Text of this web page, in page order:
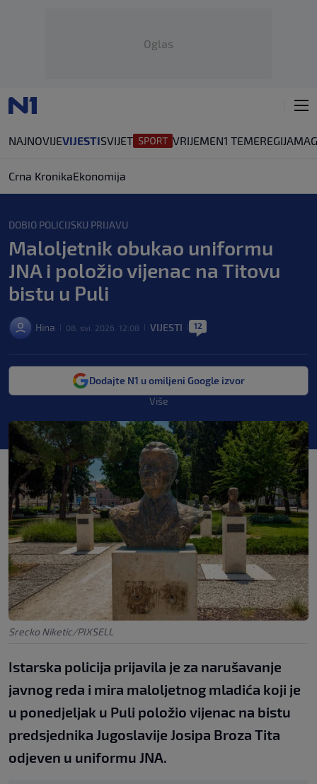
Oglas
NAJNOVIJEVIJESTISVIJET VRIJEMEN1 TEMEREGIJA
Crna KronikaEkonomija
DOBIO POLICIJSKU PRIJAVU
Maloljetnik obukao uniformu
JNA i položio vijenac na Titovu
bistu u Puli
Hina 08. svi. 2026. 12:08 VIJESTI 12
Dodajte N1 u omiljeni Google izvor
Više
Srecko Niketic/PIXSELL
Istarska policija prijavila je za narušavanje
javnog reda i mira maloljetnog mladića koji je
u ponedjeljak u Puli položio vijenac na bistu
predsjednika Jugoslavije Josipa Broza Tita
odjeven u uniformu JNA.